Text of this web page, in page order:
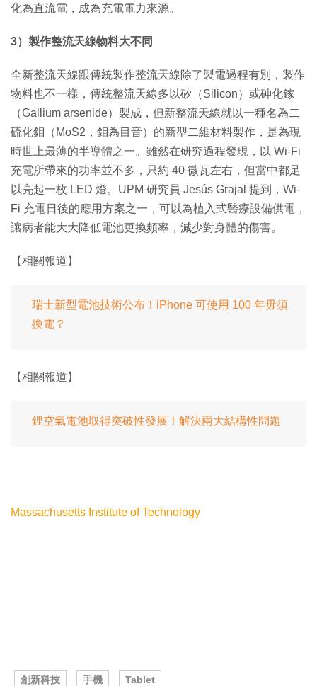
化為直流電，成為充電電力來源。
3）製作整流天線物料大不同
全新整流天線跟傳統製作整流天線除了製電過程有別，製作
物料也不一樣，傳統整流天線多以矽（Silicon）或砷化鎵
（Gallium arsenide）製成，但新整流天線就以一種名為二
硫化鉬（MoS2，鉬為目音）的新型二維材料製作，是為現
時世上最薄的半導體之一。雖然在研究過程發現，以 Wi-Fi
充電所帶來的功率並不多，只約 40 微瓦左右，但當中都足
以亮起一枚 LED 燈。UPM 研究員 Jesús Grajal 提到，Wi-
Fi 充電日後的應用方案之一，可以為植入式醫療設備供電，
讓病者能大大降低電池更換頻率，減少對身體的傷害。
【相關報道】
瑞士新型電池技術公布！iPhone 可使用 100 年毋須
換電？
【相關報道】
鋰空氣電池取得突破性發展！解決兩大結構性問題
Massachusetts Institute of Technology
創新科技 手機 Tablet